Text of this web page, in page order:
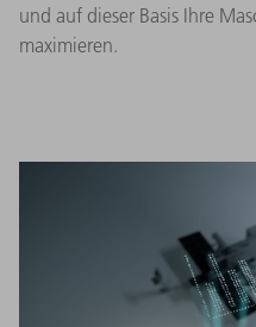
und auf dieser Basis Ihre
maximieren.